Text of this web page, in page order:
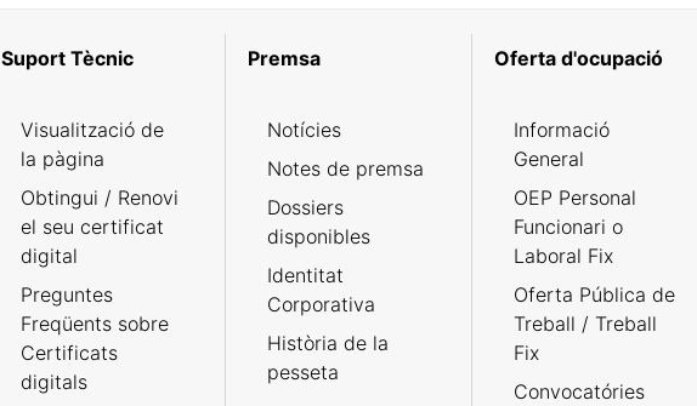
Suport Tècnic
Visualització de
la pàgina
Obtingui / Renovi
el seu certificat
digital
Preguntes
Freqüents sobre
Certificats
digitals
Premsa
Notícies
Notes de premsa
Dossiers
disponibles
Identitat
Corporativa
Història de la
pesseta
Oferta d'ocupació
Informació
General
OEP Personal
Funcionari o
Laboral Fix
Oferta Pública de
Treball / Treball
Fix
Convocatóries